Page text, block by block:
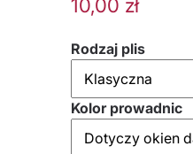
10,00 zł
Rodzaj plis
Kolor prowadnic